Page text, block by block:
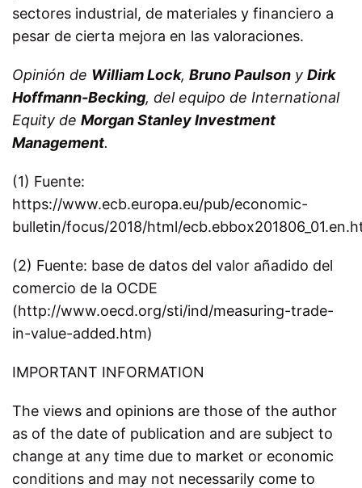
sectores industrial, de materiales y financiero a
pesar de cierta mejora en las valoraciones.
Opinión de William Lock, Bruno Paulson y Dirk
Hoffmann-Becking, del equipo de International
Equity de Morgan Stanley Investment
Management.
(1) Fuente:
https://www.ecb.europa.eu/pub/economic-
bulletin/focus/2018/html/
(2) Fuente: base de datos del valor añadido del
comercio de la OCDE
(http://www.oecd.org/sti/ind/measuring-trade-
in-value-added.htm)
IMPORTANT INFORMATION
The views and opinions are those of the author
as of the date of publication and are subject to
change at any time due to market or economic
conditions and may not necessarily come to